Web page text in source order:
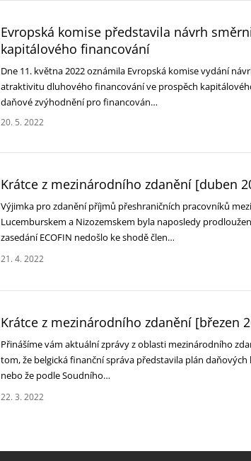
Evropská komise představila návrh
kapitálového financování
Dne 11. května 2022 oznámila Evropská komise vydání
atraktivitu dluhového financování ve prospěch
daňové zvýhodnění pro financován…
20. 5. 2022
Krátce z mezinárodního zdanění [duben
Výjimka pro zdanění příjmů přeshraničních pracovníků
Lucemburskem a Nizozemskem byla naposledy
zasedání ECOFIN nedošlo ke shodě člen…
21. 4. 2022
Krátce z mezinárodního zdanění [březen
Přinášíme vám aktuální zprávy z oblasti mezinárodního
tom, že belgická finanční správa představila plán
nebo že podle Soudního…
22. 3. 2022